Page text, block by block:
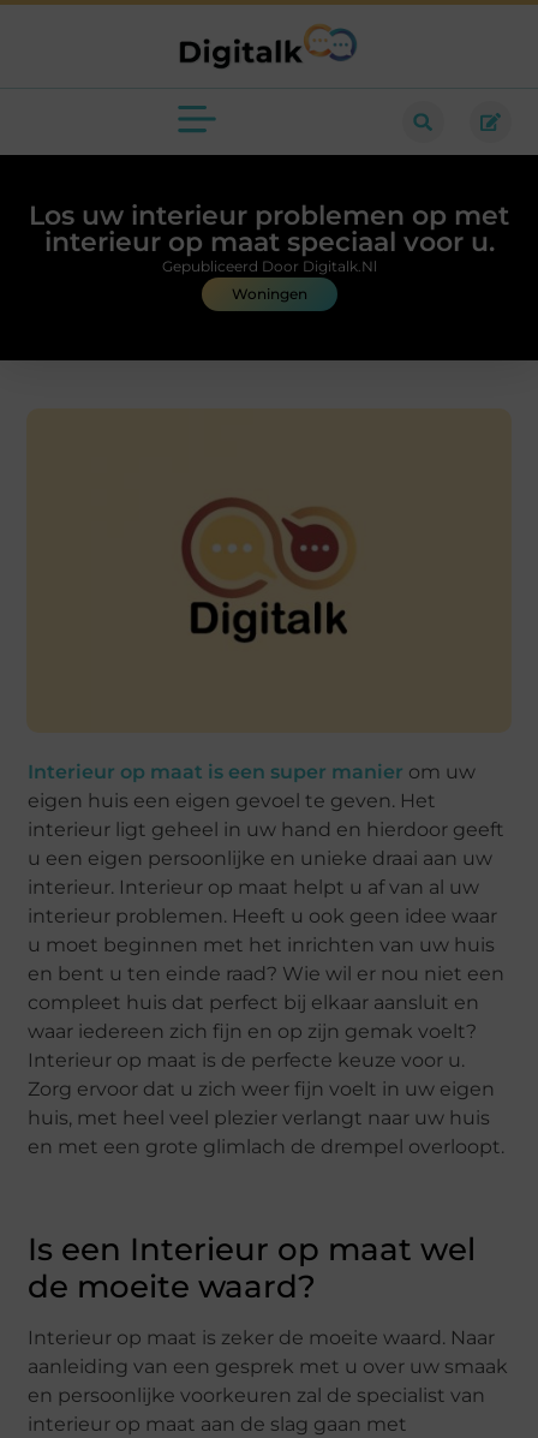
Los uw interieur problemen op met
interieur op maat speciaal voor u.
Woningen
Gepubliceerd Door Digitalk.nl
Interieur op maat is een super manier om uw
eigen huis een eigen gevoel te geven. Het
interieur ligt geheel in uw hand en hierdoor geeft
u een eigen persoonlijke en unieke draai aan uw
interieur. Interieur op maat helpt u af van al uw
interieur problemen. Heeft u ook geen idee waar
u moet beginnen met het inrichten van uw huis
en bent u ten einde raad? Wie wil er nou niet een
compleet huis dat perfect bij elkaar aansluit en
waar iedereen zich fijn en op zijn gemak voelt?
Interieur op maat is de perfecte keuze voor u.
Zorg ervoor dat u zich weer fijn voelt in uw eigen
huis, met heel veel plezier verlangt naar uw huis
en met een grote glimlach de drempel overloopt.
Is een Interieur op maat wel
de moeite waard?
Interieur op maat is zeker de moeite waard. Naar
aanleiding van een gesprek met u over uw smaak
en persoonlijke voorkeuren zal de specialist van
interieur op maat aan de slag gaan met